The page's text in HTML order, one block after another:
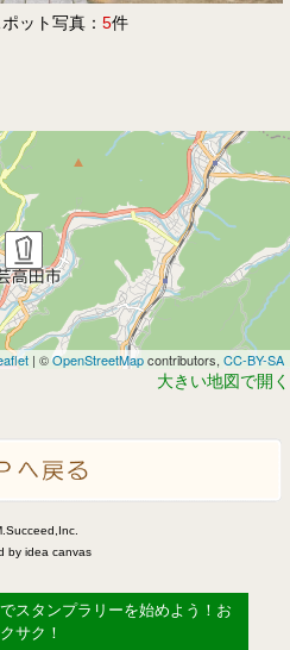
ット写真： 5件
| ©OpenStreetMapcontributors, CC-BY-SA
大きい地図で開く
by idea canvas
スタンプラリーを始めよう！お
サク！